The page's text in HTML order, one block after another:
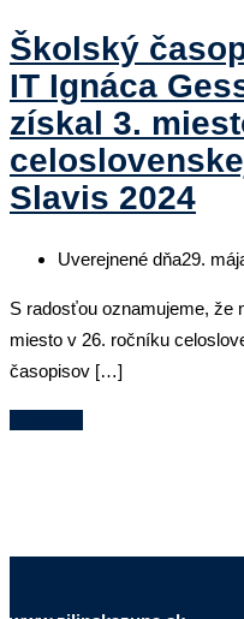
Školský
IT Ignáca
získal 3.
Slavis 2024
Uverejnené dňa29.
S radosťou oznamujeme, že
miesto v 26. ročníku
časopisov […]